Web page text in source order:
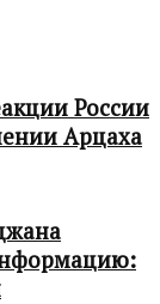
России
Арцаха